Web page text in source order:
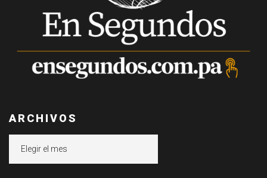
ARCHIVOS